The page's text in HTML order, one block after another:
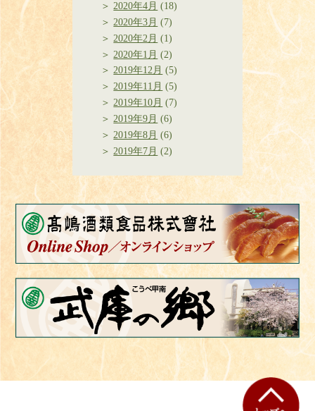
2020年4月 (18)
2020年3月 (7)
2020年2月 (1)
2020年1月 (2)
2019年12月 (5)
2019年11月 (5)
2019年10月 (7)
2019年9月 (6)
2019年8月 (6)
2019年7月 (2)